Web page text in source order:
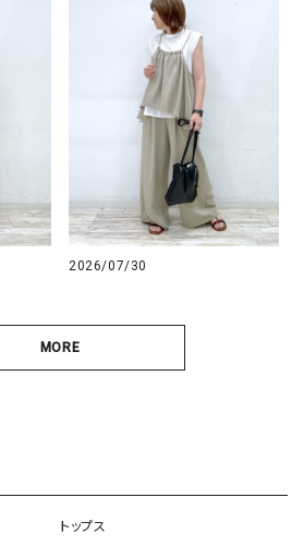
2026/07/30
MORE
トップス